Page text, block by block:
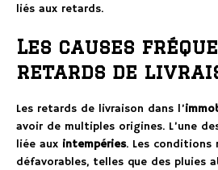
liés aux retards.
Les causes
retards de
Les retards de livraison dans l’
avoir de multiples origines. L’une
liée aux intempéries. Les conditions
défavorables, telles que des pluies